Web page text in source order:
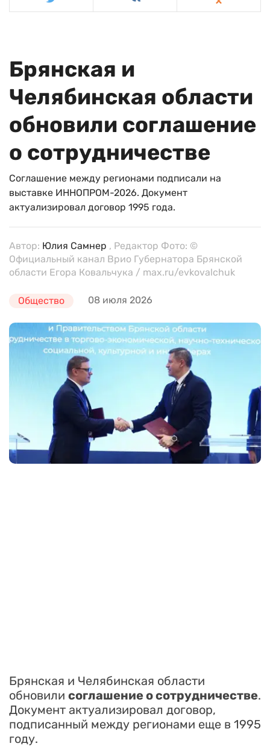
Брянская и
Челябинская области
обновили соглашение
о сотрудничестве
Соглашение между регионами подписали на
выставке ИННОПРОМ-2026. Документ
актуализировал договор 1995 года.
Автор: Юлия Самнер , Редактор Фото: ©
Официальный канал Врио Губернатора Брянской
области Егора Ковальчука / max.ru/evkovalchuk
Общество 08 июля 2026
Брянская и Челябинская области
обновили соглашение о сотрудничестве.
Документ актуализировал договор,
подписанный между регионами еще в 1995
году.